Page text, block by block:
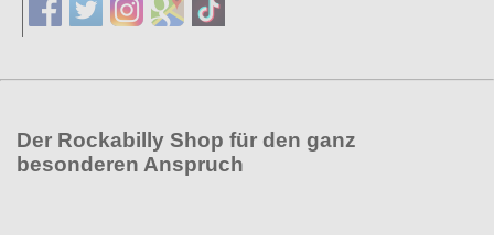
Der Rockabilly Shop für den ganz
besonderen Anspruch